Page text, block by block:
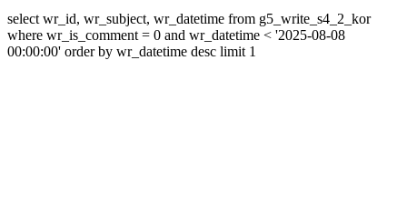
select wr_id, wr_subject, wr_datetime from g5_write_s4_2_kor
where wr_is_comment = 0 and wr_datetime < '2025-08-08
00:00:00' order by wr_datetime desc limit 1